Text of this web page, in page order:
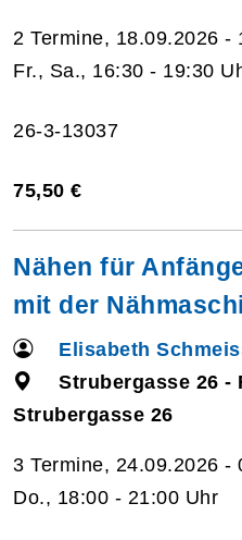
2 Termine, 18.09.2026 -
Fr., Sa., 16:30 - 19:30
26-3-13037
75,50 €
Nähen für
mit der
Elisabeth
Strubergasse 26 -
Strubergasse 26
3 Termine, 24.09.2026 -
Do., 18:00 - 21:00 Uhr